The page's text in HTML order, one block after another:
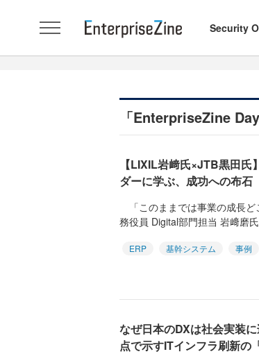
Security
「EnterpriseZine
【LIXIL岩﨑氏×JTB黒田
ダーに学ぶ、成功への布石
「このままでは事業の成長
務役員 Digital部門担当 岩﨑磨
ERP 基幹システム 事例
なぜ日本のDXは社会実装
点で示すITインフラ刷新の